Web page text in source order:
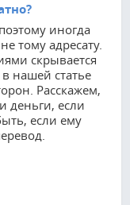
иногда
тому адресату.
скрывается
нашей статье
Расскажем,
деньги, если
если ему